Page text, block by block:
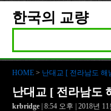
한국의 교량
HOME > 난대교 [ 전라남도 해
난대교 [ 전라남도
krbridge | 8:54 오후 | 2018년